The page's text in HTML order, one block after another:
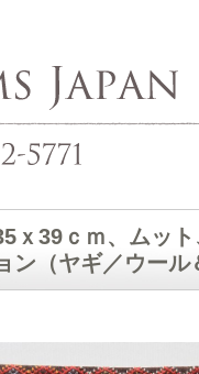
ｘ39ｃｍ、ムッ
ン（ヤギ／ウール